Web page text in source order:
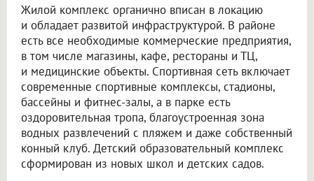
Жилой комплекс органично вписан в локацию
и обладает развитой инфраструктурой. В районе
есть все необходимые коммерческие предприятия,
в том числе магазины, кафе, рестораны и ТЦ,
и медицинские объекты. Спортивная сеть включает
современные спортивные комплексы, стадионы,
бассейны и фитнес-залы, а в парке есть
оздоровительная тропа, благоустроенная зона
водных развлечений с пляжем и даже собственный
конный клуб. Детский образовательный комплекс
сформирован из новых школ и детских садов.